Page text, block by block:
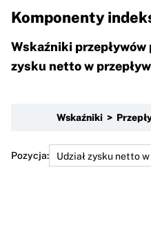
Komponenty
Wskaźniki przepływów
zysku netto w
Wskaźniki >
Pozycja: